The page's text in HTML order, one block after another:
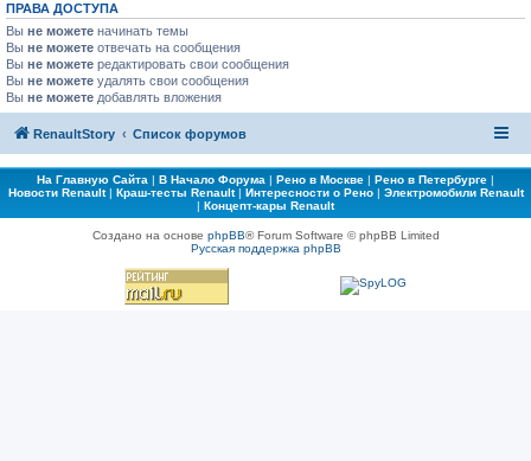
ПРАВА ДОСТУПА
Вы не можете начинать темы
Вы не можете отвечать на сообщения
Вы не можете редактировать свои сообщения
Вы не можете удалять свои сообщения
Вы не можете добавлять вложения
RenaultStory Список форумов
На Главную Сайта | В Начало Форума | Рено в Москве | Рено в Петербурге |
Новости Renault| Краш-тесты Renault| Интересности о Рено| Электромобили Renault
| Концепт-кары Renault
Создано на основе phpBB® Forum Software © phpBB Limited
Русская поддержка phpBB